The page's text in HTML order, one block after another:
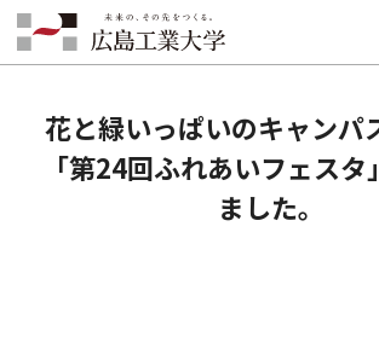
HOME INFORMATION
花と緑いっぱいのキャンパスを開放 「第24回ふ
催しました。
花と緑いっぱいのキャン
「第24回ふれあいフェス
ました。